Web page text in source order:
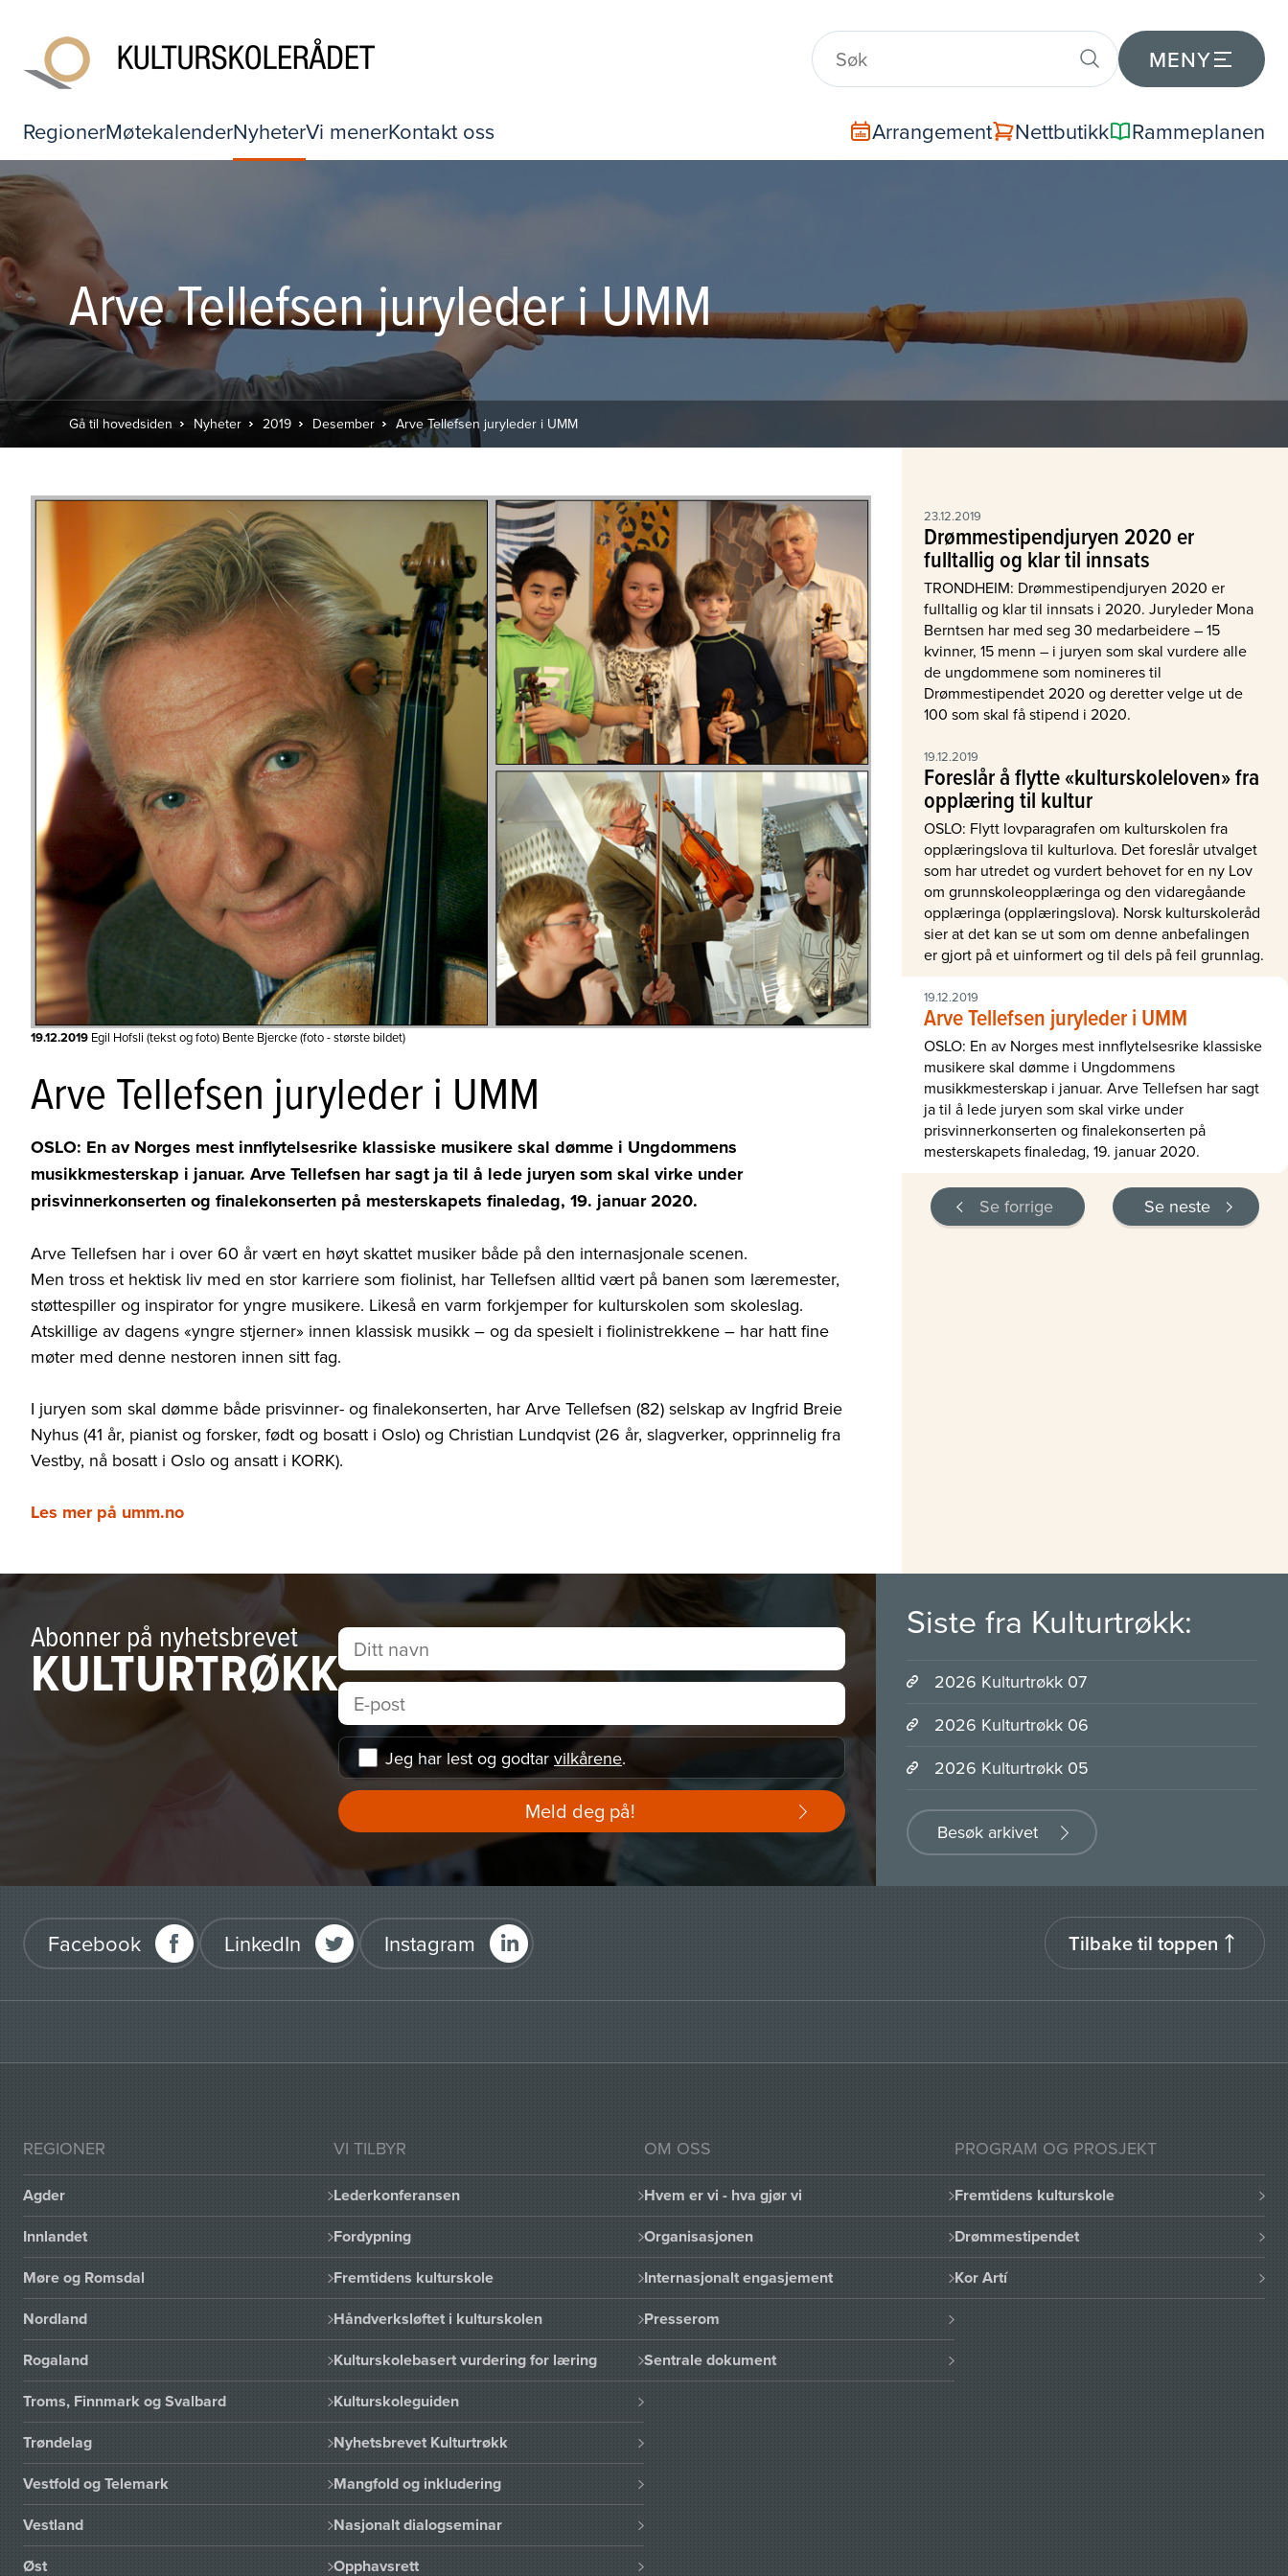
MENY
RegionerMøtekalenderNyheterVi menerKontakt oss Arrangement Nettbutikk Rammeplanen
Arve Tellefsen juryleder i UMM
Gå til hovedsiden Nyheter 2019 Desember Arve Tellefsen juryleder i UMM
19.12.2019 Egil Hofsli (tekst og foto) Bente Bjercke (foto - største bildet)
Arve Tellefsen juryleder i UMM
OSLO: En av Norges mest innflytelsesrike klassiske musikere skal dømme i Ungdommens
musikkmesterskap i januar. Arve Tellefsen har sagt ja til å lede juryen som skal virke under
prisvinnerkonserten og finalekonserten på mesterskapets finaledag, 19. januar 2020.
Arve Tellefsen har i over 60 år vært en høyt skattet musiker både på den internasjonale scenen.
Men tross et hektisk liv med en stor karriere som fiolinist, har Tellefsen alltid vært på banen som læremester,
støttespiller og inspirator for yngre musikere. Likeså en varm forkjemper for kulturskolen som skoleslag.
Atskillige av dagens «yngre stjerner» innen klassisk musikk – og da spesielt i fiolinistrekkene – har hatt fine
møter med denne nestoren innen sitt fag.
I juryen som skal dømme både prisvinner- og finalekonserten, har Arve Tellefsen (82) selskap av Ingfrid Breie
Nyhus (41 år, pianist og forsker, født og bosatt i Oslo) og Christian Lundqvist (26 år, slagverker, opprinnelig fra
Vestby, nå bosatt i Oslo og ansatt i KORK).
Les mer på umm.no
23.12.2019
Drømmestipendjuryen 2020 er
fulltallig og klar til innsats
TRONDHEIM: Drømmestipendjuryen 2020 er
fulltallig og klar til innsats i 2020. Juryleder Mona
Berntsen har med seg 30 medarbeidere – 15
kvinner, 15 menn – i juryen som skal vurdere alle
de ungdommene som nomineres til
Drømmestipendet 2020 og deretter velge ut de
100 som skal få stipend i 2020.
19.12.2019
Foreslår å flytte «kulturskoleloven» fra
opplæring til kultur
OSLO: Flytt lovparagrafen om kulturskolen fra
opplæringslova til kulturlova. Det foreslår utvalget
som har utredet og vurdert behovet for en ny Lov
om grunnskoleopplæringa og den vidaregåande
opplæringa (opplæringslova). Norsk kulturskoleråd
sier at det kan se ut som om denne anbefalingen
er gjort på et uinformert og til dels på feil grunnlag.
19.12.2019
Arve Tellefsen juryleder i UMM
OSLO: En av Norges mest innflytelsesrike klassiske
musikere skal dømme i Ungdommens
musikkmesterskap i januar. Arve Tellefsen har sagt
ja til å lede juryen som skal virke under
prisvinnerkonserten og finalekonserten på
mesterskapets finaledag, 19. januar 2020.
Se forrige Se neste
Abonner på nyhetsbrevet
KULTURTRØKK
Jeg har lest og godtar vilkårene.
Meld deg på!
Siste fra Kulturtrøkk:
2026 Kulturtrøkk 07
2026 Kulturtrøkk 06
2026 Kulturtrøkk 05
Besøk arkivet
Facebook LinkedIn Instagram Tilbake til toppen
REGIONER
Agder
Innlandet
Møre og Romsdal
Nordland
Rogaland
Troms, Finnmark og Svalbard
Trøndelag
Vestfold og Telemark
Vestland
Øst
VI TILBYR
Lederkonferansen
Fordypning
Fremtidens kulturskole
Håndverksløftet i kulturskolen
Kulturskolebasert vurdering for læring
Kulturskoleguiden
Nyhetsbrevet Kulturtrøkk
Mangfold og inkludering
Nasjonalt dialogseminar
Opphavsrett
OM OSS
Hvem er vi - hva gjør vi
Organisasjonen
Internasjonalt engasjement
Presserom
Sentrale dokument
PROGRAM OG PROSJEKT
Fremtidens kulturskole
Drømmestipendet
Kor Artí